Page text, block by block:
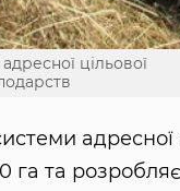
цільової
адресної
га та